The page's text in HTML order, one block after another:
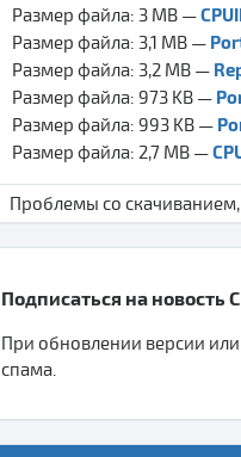
Размер файла: 3 MB —
Размер файла: 3,1 MB —
Размер файла: 3,2 MB —
Размер файла: 973 KB —
Размер файла: 993 KB —
Размер файла: 2,7 MB —
Проблемы со
Подписаться на новость
При обновлении версии
спама.